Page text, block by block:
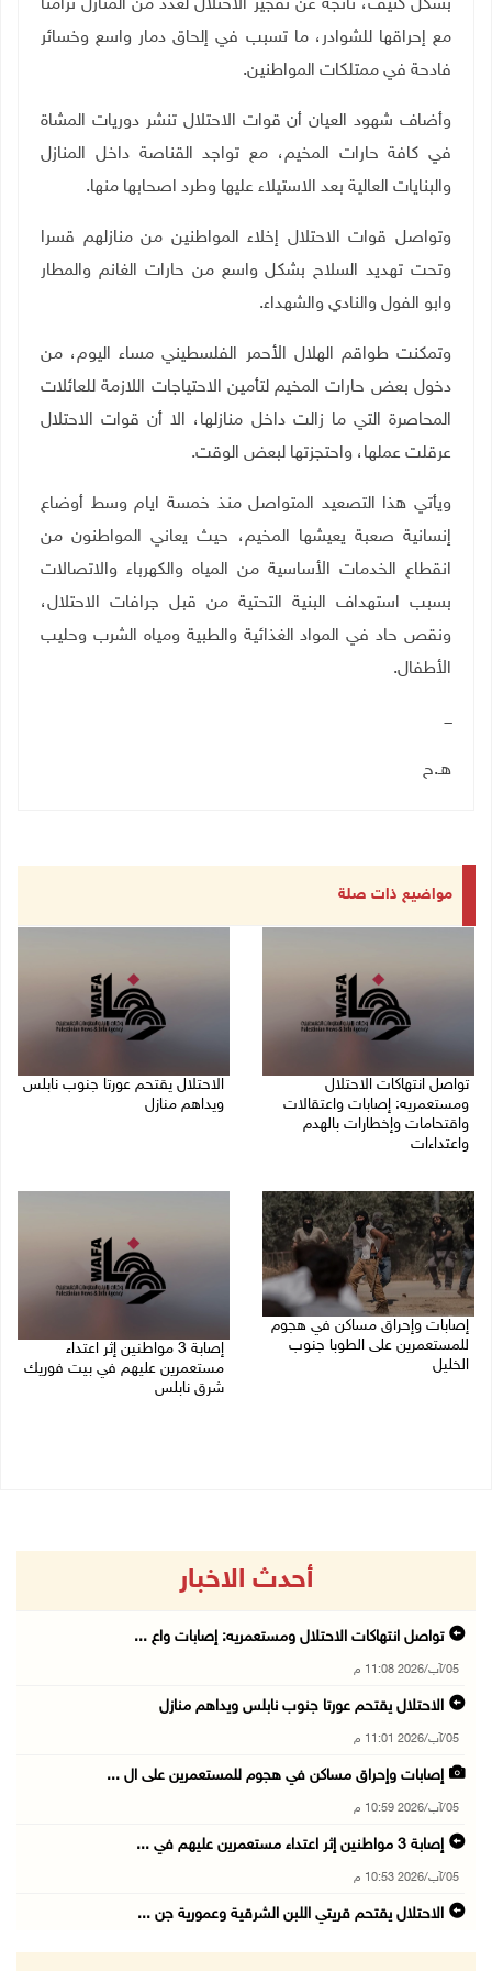
بشكل كثيف، ناتجة عن تفجير الاحتلال لعدد من المنازل تزامنا
مع إحراقها للشوادر، ما تسبب في إلحاق دمار واسع وخسائر
فادحة في ممتلكات المواطنين.
وأضاف شهود العيان أن قوات الاحتلال تنشر دوريات المشاة
في كافة حارات المخيم، مع تواجد القناصة داخل المنازل
والبنايات العالية بعد الاستيلاء عليها وطرد اصحابها منها.
وتواصل قوات الاحتلال إخلاء المواطنين من منازلهم قسرا
وتحت تهديد السلاح بشكل واسع من حارات الغانم والمطار
وابو الفول والنادي والشهداء.
وتمكنت طواقم الهلال الأحمر الفلسطيني مساء اليوم، من
دخول بعض حارات المخيم لتأمين الاحتياجات اللازمة للعائلات
المحاصرة التي ما زالت داخل منازلها، الا أن قوات الاحتلال
عرقلت عملها، واحتجزتها لبعض الوقت.
ويأتي هذا التصعيد المتواصل منذ خمسة ايام وسط أوضاع
إنسانية صعبة يعيشها المخيم، حيث يعاني المواطنون من
انقطاع الخدمات الأساسية من المياه والكهرباء والاتصالات
بسبب استهداف البنية التحتية من قبل جرافات الاحتلال،
ونقص حاد في المواد الغذائية والطبية ومياه الشرب وحليب
الأطفال.
ـــ
هـ.ح
مواضيع ذات صلة
تواصل انتهاكات الاحتلال
ومستعمريه: إصابات واعتقالات
واقتحامات وإخطارات بالهدم
واعتداءات
الاحتلال يقتحم عورتا جنوب نابلس
ويداهم منازل
إصابات وإحراق مساكن في هجوم
للمستعمرين على الطوبا جنوب
الخليل
إصابة 3 مواطنين إثر اعتداء
مستعمرين عليهم في بيت فوريك
شرق نابلس
أحدث الاخبار
تواصل انتهاكات الاحتلال ومستعمريه: إصابات واع ...
05/آب/2026 11:08 م
الاحتلال يقتحم عورتا جنوب نابلس ويداهم منازل
05/آب/2026 11:01 م
إصابات وإحراق مساكن في هجوم للمستعمرين على ال ...
05/آب/2026 10:59 م
إصابة 3 مواطنين إثر اعتداء مستعمرين عليهم في ...
05/آب/2026 10:53 م
الاحتلال يقتحم قريتي اللبن الشرقية وعمورية جن ...